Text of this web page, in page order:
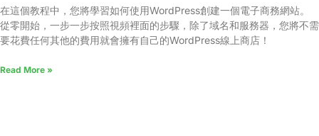
在這個教程中，您將學習如何使用WordPress創建一個電子商務網站。
從零開始，一步一步按照視頻裡面的步驟，除了域名和服務器，您將不需
要花費任何其他的費用就會擁有自己的WordPress線上商店！
Read More »